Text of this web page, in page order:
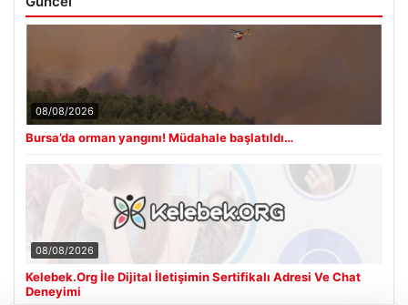
08/08/2026
Bursa’da orman yangını! Müdahale başlatıldı…
08/08/2026
Kelebek.Org İle Dijital İletişimin Sertifikalı Adresi Ve Chat
Deneyimi